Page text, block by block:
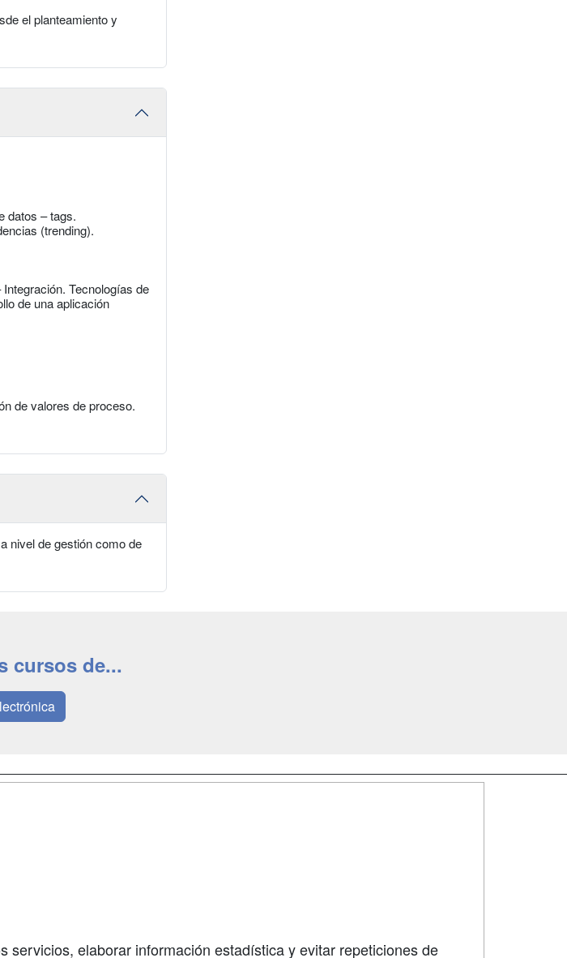
el planteamiento y
datos – tags.
(trending).
Tecnologías de
de una aplicación
de valores de proceso.
nivel de gestión como de
cursos de...
elaborar información estadística y evitar repeticiones de